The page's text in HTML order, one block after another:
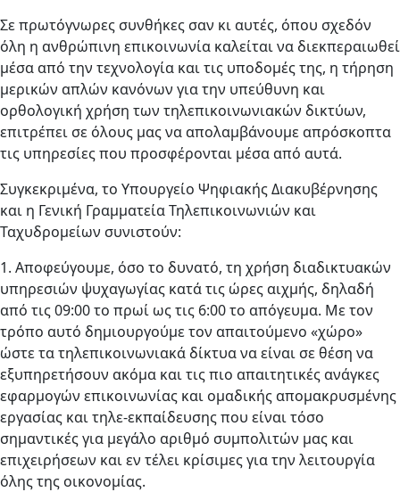
Σε πρωτόγνωρες συνθήκες σαν κι αυτές, όπου σχεδόν
όλη η ανθρώπινη επικοινωνία καλείται να διεκπεραιωθεί
μέσα από την τεχνολογία και τις υποδομές της, η τήρηση
μερικών απλών κανόνων για την υπεύθυνη και
ορθολογική χρήση των τηλεπικοινωνιακών δικτύων,
επιτρέπει σε όλους μας να απολαμβάνουμε απρόσκοπτα
τις υπηρεσίες που προσφέρονται μέσα από αυτά.
Συγκεκριμένα, το Υπουργείο Ψηφιακής Διακυβέρνησης
και η Γενική Γραμματεία Τηλεπικοινωνιών και
Ταχυδρομείων συνιστούν:
1. Αποφεύγουμε, όσο το δυνατό, τη χρήση διαδικτυακών
υπηρεσιών ψυχαγωγίας κατά τις ώρες αιχμής, δηλαδή
από τις 09:00 το πρωί ως τις 6:00 το απόγευμα. Με τον
τρόπο αυτό δημιουργούμε τον απαιτούμενο «χώρο»
ώστε τα τηλεπικοινωνιακά δίκτυα να είναι σε θέση να
εξυπηρετήσουν ακόμα και τις πιο απαιτητικές ανάγκες
εφαρμογών επικοινωνίας και ομαδικής απομακρυσμένης
εργασίας και τηλε-εκπαίδευσης που είναι τόσο
σημαντικές για μεγάλο αριθμό συμπολιτών μας και
επιχειρήσεων και εν τέλει κρίσιμες για την λειτουργία
όλης της οικονομίας.